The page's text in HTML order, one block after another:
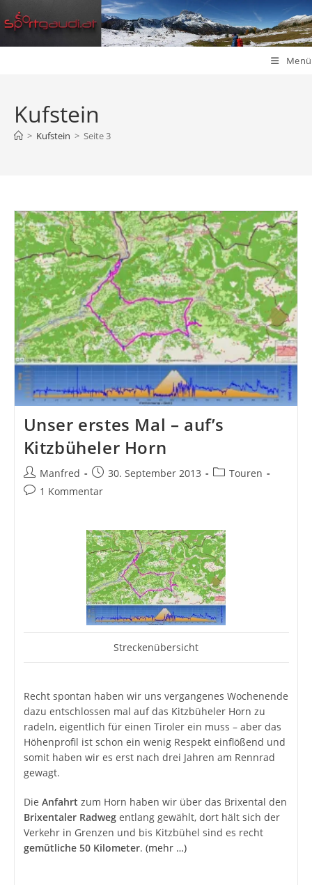
Zum
Inhalt
Menü
Kufstein
> Kufstein > Seite 3
Unser erstes Mal – auf’s
Kitzbüheler Horn
Beitrags-
Autor:
Manfred
Beitrag
veröffentlicht:
30. September 2013
Beitrags-
Touren
Beitrags-
1 Kommentar
Streckenübersicht
Recht spontan haben wir uns vergangenes Wochenende
dazu entschlossen mal auf das Kitzbüheler Horn zu
radeln, eigentlich für einen Tiroler ein muss – aber das
Höhenprofil ist schon ein wenig Respekt einflößend und
somit haben wir es erst nach drei Jahren am Rennrad
gewagt.
Die Anfahrt zum Horn haben wir über das Brixental den
Brixentaler Radwegentlang gewählt, dort hält sich der
Verkehr in Grenzen und bis Kitzbühel sind es recht
gemütliche 50 Kilometer. (mehr …)